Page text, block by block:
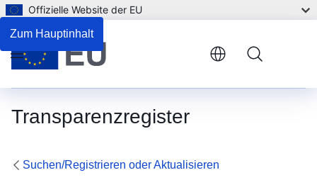
Zum Hauptinhalt
Offizielle Website der EU
Transparenzregister
Menu
Suchen/Registrieren oder Aktualisieren